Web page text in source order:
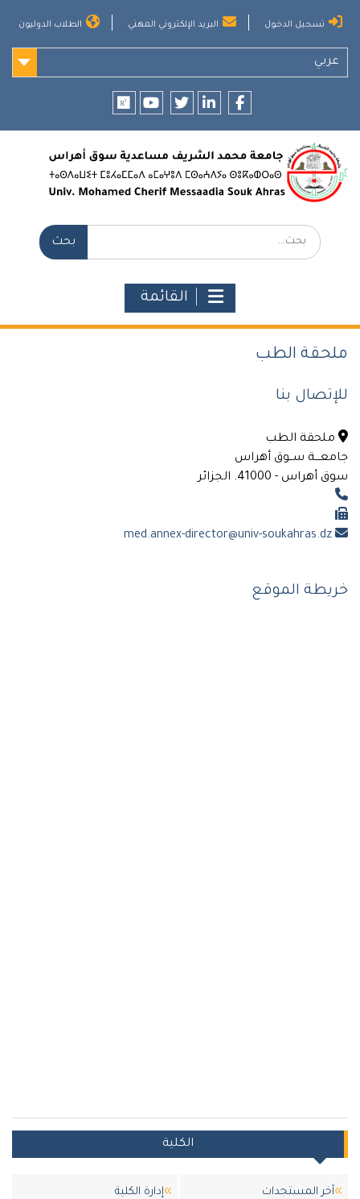
تسجيل الدخول البريد الإلكتروني المهني الطلاب الدوليون
عربي
بحث:
القائمة
ملحقة الطب
للإتصال بنا
ملحقة الطب
جامعـــة ســوق أهراس
سوق أهراس - 41000. الجزائر
خريطة الموقع
الكلية
آخر المستجدات إدارة الكلية